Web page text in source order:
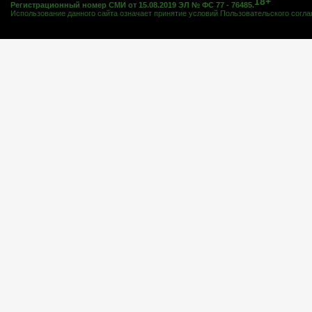
Регистрационный номер СМИ от 15.08.2019 ЭЛ № ФС 77 - 76485.
Использование данного сайта означает принятие условий Пользовательского